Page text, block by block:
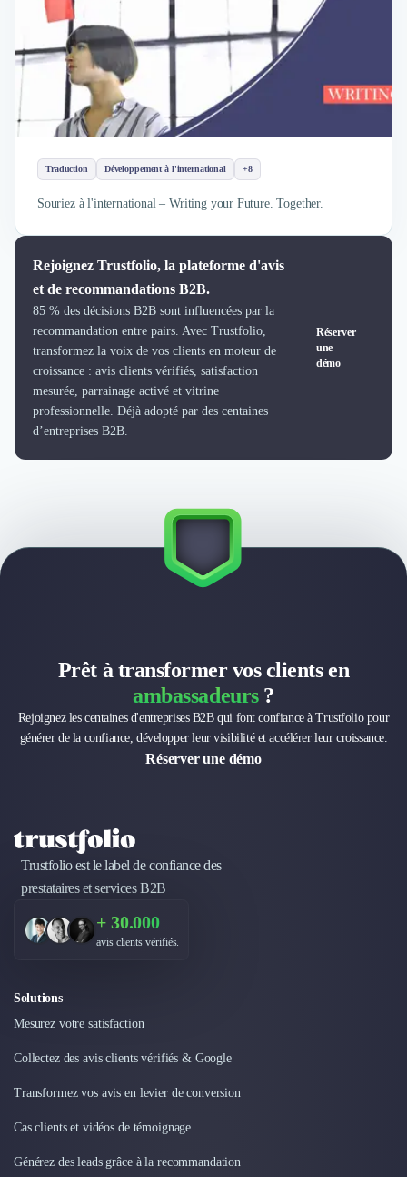
Design Industriel
Packaging & Emballages
Support Client
Téléphonie & Télécommunication
Maintenance et Infogérance
Graphisme & Illustration
Design Thinking
Stratégie Digitale
Création de Site Internet
Développement d'Application Mobile
Direction Artistique
Cybersécurité
Logiciel E-Commerce
Intelligence Artificielle (IA)
Réalité Virtuelle (VR)
Bureaux d'Entreprise
Traiteur & Restauration
Conception & Aménagement de Bureaux
Accélérateurs et incubateurs
Réhabilitation et maintenance
Gestion Immobilière
Clubs & Réseaux Professionnels
Espaces de Coworking
Traduction Développement à l'international +8
Souriez à l'international – Writing your Future. Together.
Rejoignez Trustfolio, la plateforme d'avis
et de recommandations B2B.
85 % des décisions B2B sont influencées par la
recommandation entre pairs. Avec Trustfolio,
transformez la voix de vos clients en moteur de
croissance : avis clients vérifiés, satisfaction
mesurée, parrainage activé et vitrine
professionnelle. Déjà adopté par des centaines
d’entreprises B2B.
Réserver
une
démo
Prêt à transformer vos clients en
ambassadeurs?
Rejoignez les centaines d'entreprises B2B qui font confiance à Trustfolio pour
générer de la confiance, développer leur visibilité et accélérer leur croissance.
Réserver une démo
Trustfolio est le label de confiance des
prestataires et services B2B
+ 30.000
avis clients vérifiés.
Solutions
Mesurez votre satisfaction
Collectez des avis clients vérifiés & Google
Transformez vos avis en levier de conversion
Cas clients et vidéos de témoignage
Générez des leads grâce à la recommandation